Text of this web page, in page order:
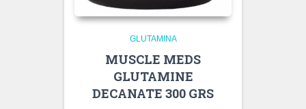
GLUTAMINA
MUSCLE MEDS
GLUTAMINE
DECANATE 300 GRS